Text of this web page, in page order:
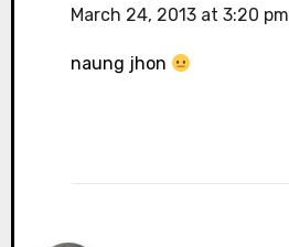
March 24, 2013 at 3:20 pm
naung jhon